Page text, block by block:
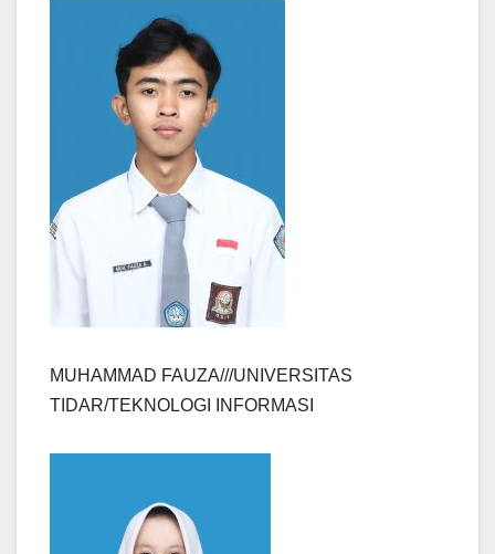
MUHAMMAD FAUZA///UNIVERSITAS
TIDAR/TEKNOLOGI INFORMASI